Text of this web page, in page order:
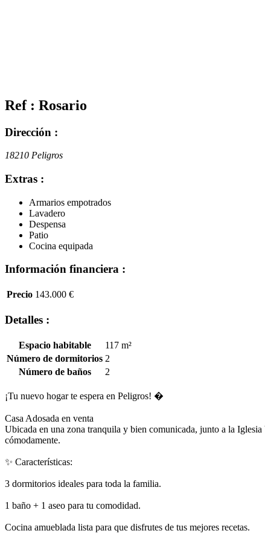
Ref : Rosario
Dirección :
18210 Peligros
Extras :
Armarios empotrados
Lavadero
Despensa
Patio
Cocina equipada
Información financiera :
Precio 143.000 €
Detalles :
Espacio habitable
117 m²
Número de dormitorios 2
Número de baños
2
¡Tu nuevo hogar te espera en Peligros! �
Casa Adosada en venta
Ubicada en una zona tranquila y bien comunicada, junto a la
cómodamente.
✨ Características:
3 dormitorios ideales para toda la familia.
1 baño + 1 aseo para tu comodidad.
Cocina amueblada lista para que disfrutes de tus mejores recetas.